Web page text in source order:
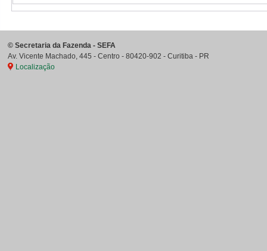
© Secretaria da Fazenda - SEFA
Av. Vicente Machado, 445 - Centro - 80420-902 - Curitiba - PR
Localização